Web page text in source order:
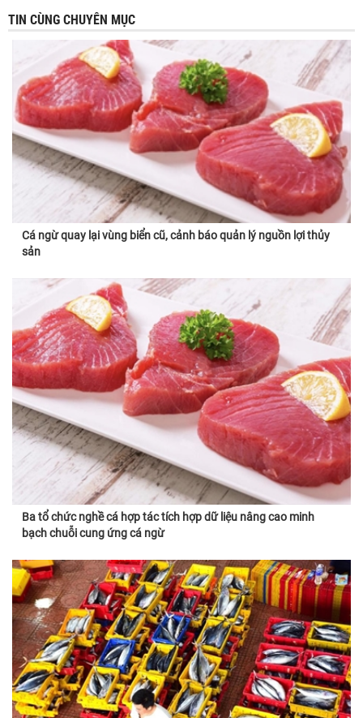
TIN CÙNG CHUYÊN MỤC
Cá ngừ quay lại vùng biển cũ, cảnh báo quản lý nguồn lợi thủy
sản
Ba tổ chức nghề cá hợp tác tích hợp dữ liệu nâng cao minh
bạch chuỗi cung ứng cá ngừ